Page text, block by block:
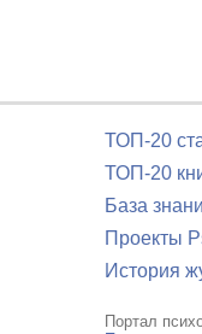
ТОП-20
ТОП-20
База
Проекты
История
Портал